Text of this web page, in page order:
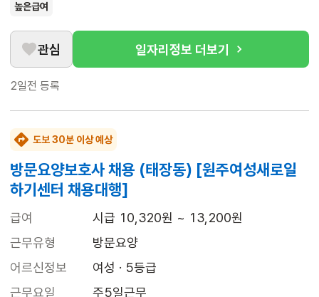
높은급여
관심 일자리정보 더보기
2일전 등록
도보 30분 이상 예상
방문요양보호사 채용 (태장동) [원주여성새로일
하기센터 채용대행]
급여
시급 10,320원 ~ 13,200원
근무유형
방문요양
어르신정보
여성 · 5등급
근무요일
주5일근무